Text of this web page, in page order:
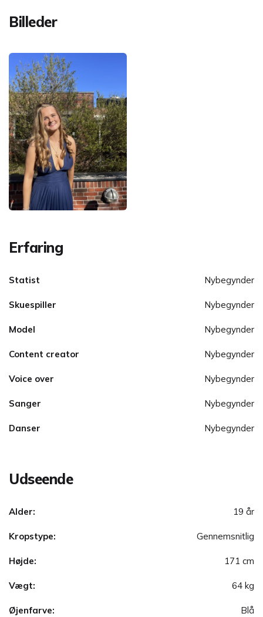
Billeder
Erfaring
Statist Nybegynder
Skuespiller Nybegynder
Model Nybegynder
Content creator Nybegynder
Voice over Nybegynder
Sanger Nybegynder
Danser Nybegynder
Udseende
Alder: 19 år
Kropstype: Gennemsnitlig
Højde: 171 cm
Vægt: 64 kg
Øjenfarve: Blå